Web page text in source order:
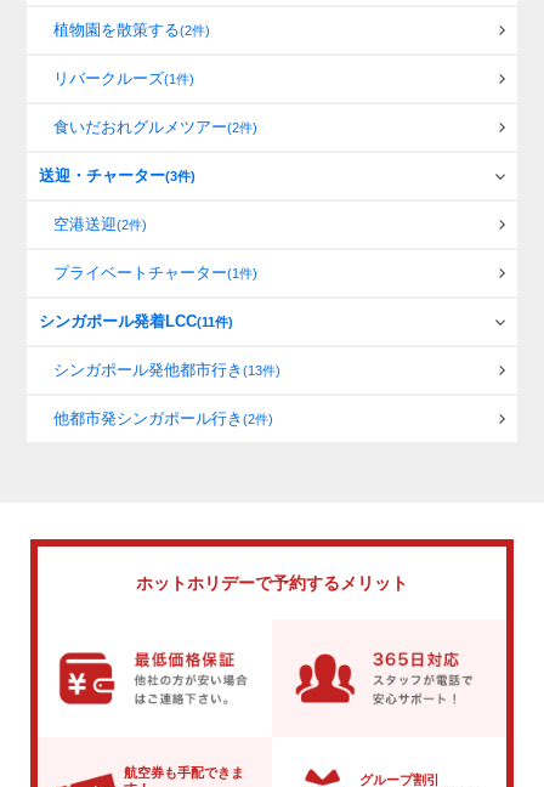
植物園を散策する(2件)
リバークルーズ(1件)
食いだおれグルメツアー(2件)
送迎・チャーター(3件)
空港送迎(2件)
プライベートチャーター(1件)
シンガポール発着LCC(11件)
シンガポール発他都市行き(13件)
他都市発シンガポール行き(2件)
ホットホリデーで予約するメリット
航空券も手配できま
グループ割引